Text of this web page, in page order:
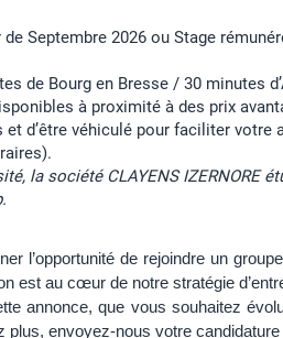
Septembre 2026 ou Stage
de Bourg en Bresse / 30 minutes
à proximité à des prix
et d’être véhiculé pour faciliter
la société CLAYENS IZERNORE
l’opportunité de rejoindre un
est au cœur de notre stratégie
annonce, que vous souhaitez
plus, envoyez-nous votre candidature